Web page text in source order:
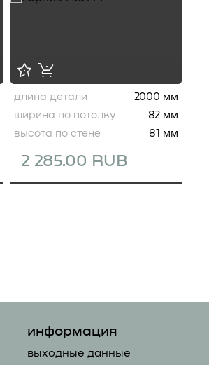
2 285.00 RUB
длина детали
2000 мм
ширина по потолку
82 мм
высота по стене
81 мм
информация
выходные данные